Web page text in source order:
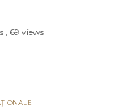
, 69 views